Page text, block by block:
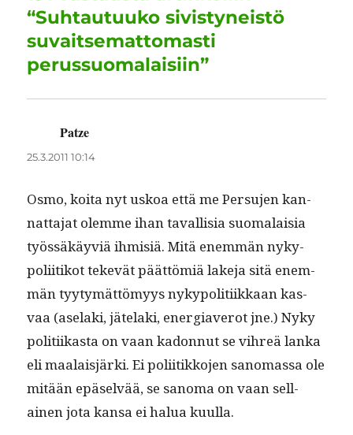
o
k
n p m
“Suhtautuuko sivistyneistö
suvaitsemattomasti
perussuomalaisiin”
Patze
25.3.2011 10:14
Osmo, koi­ta nyt uskoa että me Per­su­jen kan­
nat­ta­jat olemme ihan taval­lisia suo­ma­laisia
työssäkäyviä ihmisiä. Mitä enem­män nyky­
poli­itikot tekevät päät­tömiä lake­ja sitä enem­
män tyy­tymät­tömyys nyky­poli­ti­ikkaan kas­
vaa (ase­la­ki, jäte­la­ki, ener­giaverot jne.) Nyky
poli­ti­ikas­ta on vaan kadon­nut se vihreä lan­ka
eli maalaisjär­ki. Ei poli­itikko­jen sanomas­sa ole
mitään epä­selvää, se sanoma on vaan sel­l­
ainen jota kansa ei halua kuulla.